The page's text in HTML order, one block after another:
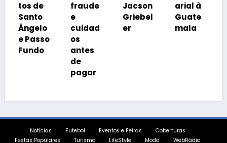
fraude
e
cuidad
os
antes
Jacson
er
arial à
Guate
a
tributár
Notícias Futebol Eventos e Feiras
Coberturas
Festas Populares
Turismo LifeStyle Moda WebRádio